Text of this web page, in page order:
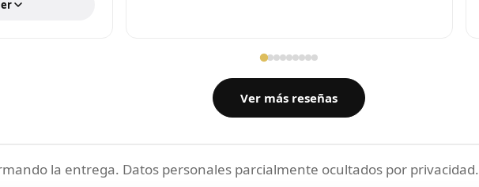
Ver más reseñas
la entrega. Datos personales parcialmente ocultados por privacidad.